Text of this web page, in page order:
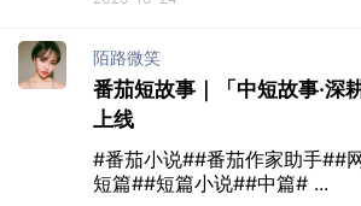
陌路微笑
番茄短故事｜「中短故事·深
上线
#番茄小说##番茄作家助手##
短篇##短篇小说##中篇# ...